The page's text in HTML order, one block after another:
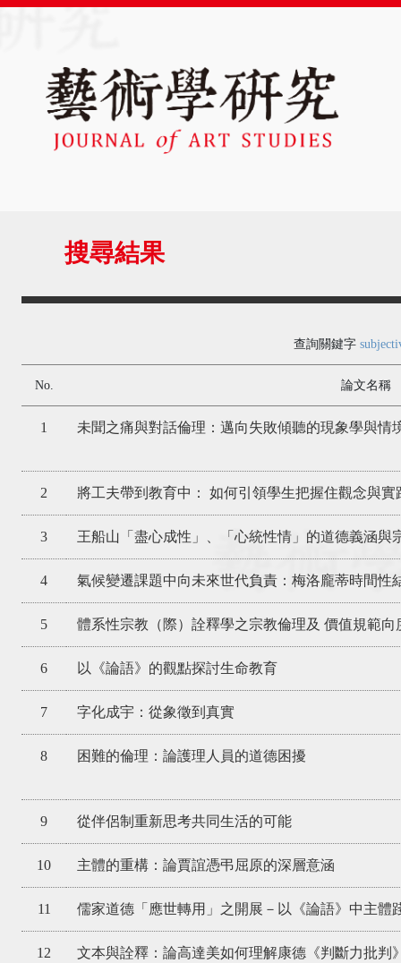
搜尋結果
查詢關鍵字
No. 論文名稱
1 未聞之痛與對話倫理：邁向失敗傾聽的現象學與情
2 將工夫帶到教育中： 如何引領學生把握住觀念與實
3 王船山「盡心成性」、「心統性情」的道德義涵與
4 氣候變遷課題中向未來世代負責：梅洛龐蒂時間性
5 體系性宗教（際）詮釋學之宗教倫理及 價值規範向
6 以《論語》的觀點探討生命教育
7 字化成宇：從象徵到真實
8 困難的倫理：論護理人員的道德困擾
9 從伴侶制重新思考共同生活的可能
10 主體的重構：論賈誼憑弔屈原的深層意涵
11 儒家道德「應世轉用」之開展－以《論語》中主體
12 文本與詮釋：論高達美如何理解康德《判斷力批判